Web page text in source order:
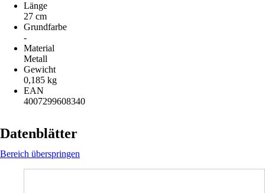
Länge
27 cm
Grundfarbe
-
Material
Metall
Gewicht
0,185 kg
EAN
4007299608340
Datenblätter
Bereich überspringen